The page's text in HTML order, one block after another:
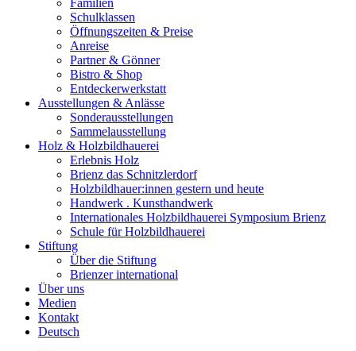
Familien
Schulklassen
Öffnungszeiten & Preise
Anreise
Partner & Gönner
Bistro & Shop
Entdeckerwerkstatt
Ausstellungen & Anlässe
Sonderausstellungen
Sammelausstellung
Holz & Holzbildhauerei
Erlebnis Holz
Brienz das Schnitzlerdorf
Holzbildhauer:innen gestern und heute
Handwerk . Kunsthandwerk
Internationales Holzbildhauerei Symposium Brienz
Schule für Holzbildhauerei
Stiftung
Über die Stiftung
Brienzer international
Über uns
Medien
Kontakt
Deutsch